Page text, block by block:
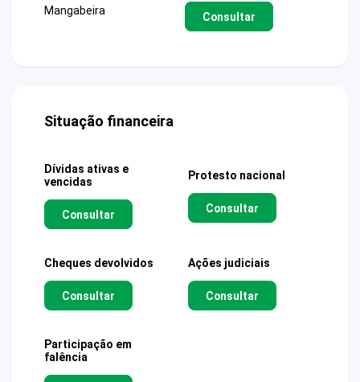
Mangabeira
Consultar
Situação financeira
Dívidas ativas e
vencidas
Consultar
Protesto nacional
Consultar
Cheques devolvidos
Consultar
Ações judiciais
Consultar
Participação em
falência